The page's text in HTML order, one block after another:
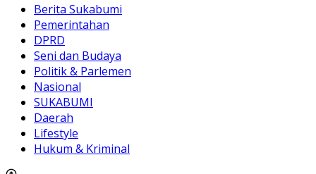
Berita Sukabumi
Pemerintahan
DPRD
Seni dan Budaya
Politik & Parlemen
Nasional
SUKABUMI
Daerah
Lifestyle
Hukum & Kriminal